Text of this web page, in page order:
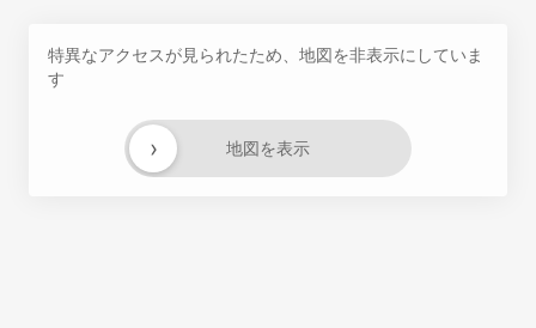
特異なアクセスが見られたため、地図を非表示にしていま
す
地図を表示
›